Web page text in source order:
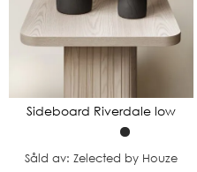
Sideboard Riverdale low
Såld av: Zelected by Houze